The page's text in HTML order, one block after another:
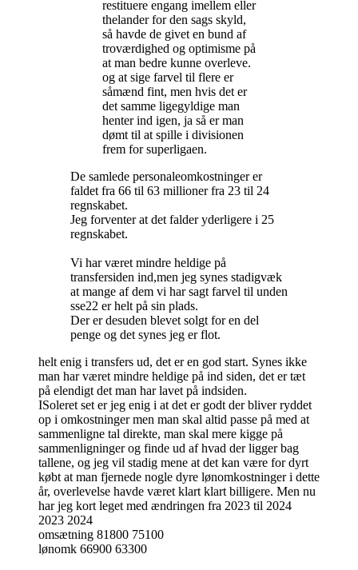
restituere engang imellem eller
thelander for den sags skyld,
så havde de givet en bund af
troværdighed og optimisme på
at man bedre kunne overleve.
og at sige farvel til flere er
såmænd fint, men hvis det er
det samme ligegyldige man
henter ind igen, ja så er man
dømt til at spille i divisionen
frem for superligaen.
De samlede personaleomkostninger er
faldet fra 66 til 63 millioner fra 23 til 24
regnskabet.
Jeg forventer at det falder yderligere i 25
regnskabet.
Vi har været mindre heldige på
transfersiden ind,men jeg synes stadigvæk
at mange af dem vi har sagt farvel til unden
sse22 er helt på sin plads.
Der er desuden blevet solgt for en del
penge og det synes jeg er flot.
helt enig i transfers ud, det er en god start. Synes ikke
man har været mindre heldige på ind siden, det er tæt
på elendigt det man har lavet på indsiden.
ISoleret set er jeg enig i at det er godt der bliver ryddet
op i omkostninger men man skal altid passe på med at
sammenligne tal direkte, man skal mere kigge på
sammenligninger og finde ud af hvad der ligger bag
tallene, og jeg vil stadig mene at det kan være for dyrt
købt at man fjernede nogle dyre lønomkostninger i dette
år, overlevelse havde været klart klart billigere. Men nu
har jeg kort leget med ændringen fra 2023 til 2024
2023 2024
omsætning 81800 75100
lønomk 66900 63300